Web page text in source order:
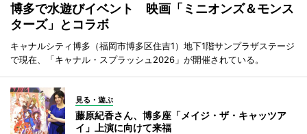
博多で水遊びイベント 映画「ミニオンズ＆モンス
ターズ」とコラボ
キャナルシティ博多（福岡市博多区住吉1）地下1階サンプラザステージ
で現在、「キャナル・スプラッシュ2026」が開催されている。
見る・遊ぶ
藤原紀香さん、博多座「メイジ・ザ・キャッツア
イ」上演に向けて来福